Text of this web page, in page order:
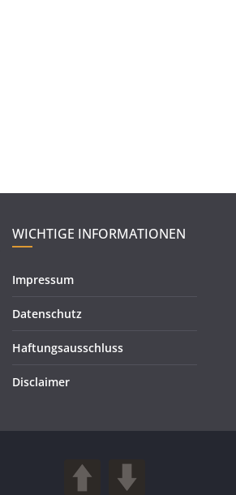
WICHTIGE INFORMATIONEN
Impressum
Datenschutz
Haftungsausschluss
Disclaimer